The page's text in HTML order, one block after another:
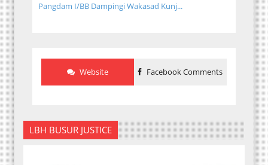
Pangdam I/BB Dampingi Wakasad Kunj...
Website Facebook Comments
LBH BUSUR JUSTICE